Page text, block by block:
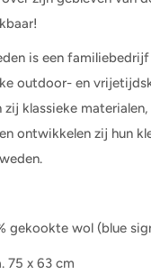
is een
outdoor- en
zij klassieke
ontwikkelen zij hun
gekookte wol (blue
75 x 63 cm